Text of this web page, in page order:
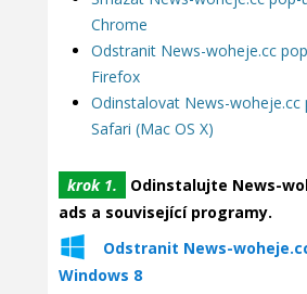
Chrome
Odstranit News-woheje.cc
Firefox
Odinstalovat News-woheje.cc
Safari (Mac OS X)
krok 1.
Odinstalujte News-
ads a související programy.
Odstranit News-
Windows 8